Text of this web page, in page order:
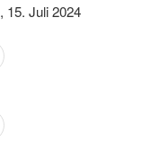
, 15. Juli 2024